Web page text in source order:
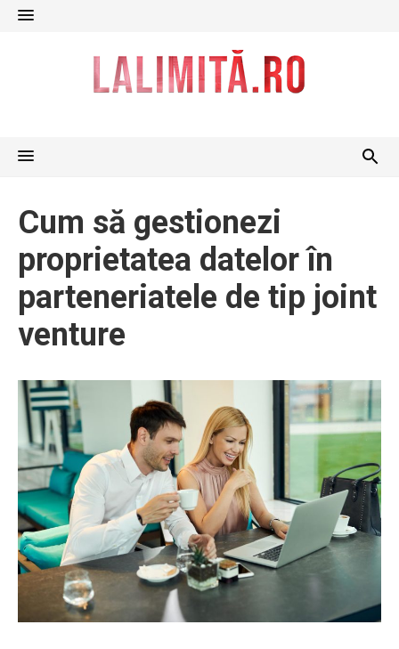
Skip
Cum să gestionezi
proprietatea datelor în
parteneriatele de tip joint
venture